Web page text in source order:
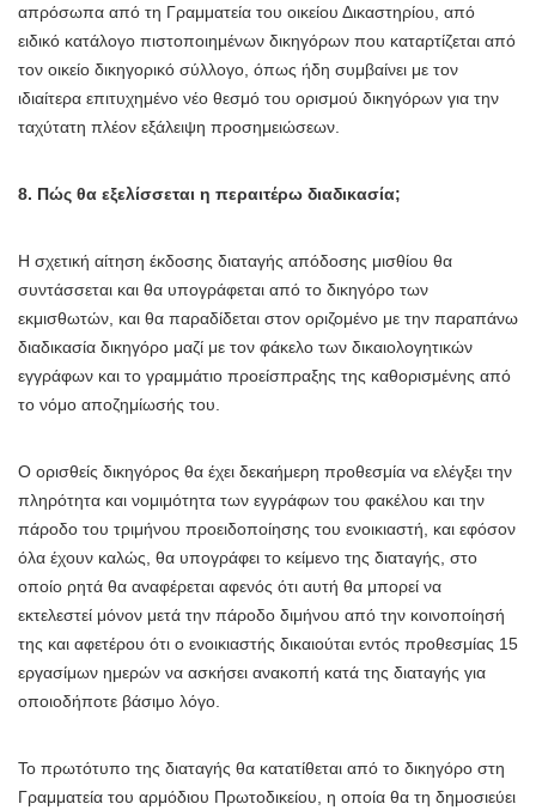
απρόσωπα από τη Γραμματεία του οικείου Δικαστηρίου, από
ειδικό κατάλογο πιστοποιημένων δικηγόρων που καταρτίζεται από
τον οικείο δικηγορικό σύλλογο, όπως ήδη συμβαίνει με τον
ιδιαίτερα επιτυχημένο νέο θεσμό του ορισμού δικηγόρων για την
ταχύτατη πλέον εξάλειψη προσημειώσεων.
8. Πώς θα εξελίσσεται η περαιτέρω διαδικασία;
Η σχετική αίτηση έκδοσης διαταγής απόδοσης μισθίου θα
συντάσσεται και θα υπογράφεται από το δικηγόρο των
εκμισθωτών, και θα παραδίδεται στον οριζομένο με την παραπάνω
διαδικασία δικηγόρο μαζί με τον φάκελο των δικαιολογητικών
εγγράφων και το γραμμάτιο προείσπραξης της καθορισμένης από
το νόμο αποζημίωσής του.
Ο ορισθείς δικηγόρος θα έχει δεκαήμερη προθεσμία να ελέγξει την
πληρότητα και νομιμότητα των εγγράφων του φακέλου και την
πάροδο του τριμήνου προειδοποίησης του ενοικιαστή, και εφόσον
όλα έχουν καλώς, θα υπογράφει το κείμενο της διαταγής, στο
οποίο ρητά θα αναφέρεται αφενός ότι αυτή θα μπορεί να
εκτελεστεί μόνον μετά την πάροδο διμήνου από την κοινοποίησή
της και αφετέρου ότι ο ενοικιαστής δικαιούται εντός προθεσμίας 15
εργασίμων ημερών να ασκήσει ανακοπή κατά της διαταγής για
οποιοδήποτε βάσιμο λόγο.
Το πρωτότυπο της διαταγής θα κατατίθεται από το δικηγόρο στη
Γραμματεία του αρμόδιου Πρωτοδικείου, η οποία θα τη δημοσιεύει